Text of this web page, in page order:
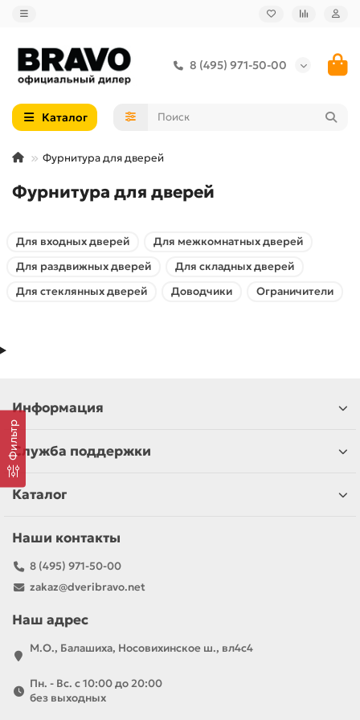
8 (495) 971-50-00
Каталог
Фурнитура для дверей
Фурнитура для дверей
Фильтр
Для входных дверей
Для межкомнатных дверей
Для раздвижных дверей
Для складных дверей
Для стеклянных дверей
Доводчики Ограничители
Информация
Служба поддержки
Каталог
Наши контакты
8 (495) 971-50-00
zakaz@dveribravo.net
Наш адрес
М.О., Балашиха, Носовихинское ш., вл4с4
Пн. - Вс. с 10:00 до 20:00
без выходных